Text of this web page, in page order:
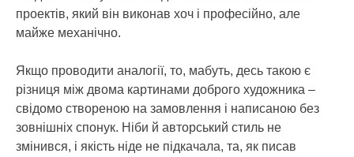
проектів, який він виконав хоч і професійно, але
майже механічно.
Якщо проводити аналогії, то, мабуть, десь такою є
різниця між двома картинами доброго художника –
свідомо створеною на замовлення і написаною без
зовнішніх спонук. Ніби й авторський стиль не
змінився, і якість ніде не підкачала, та, як писав